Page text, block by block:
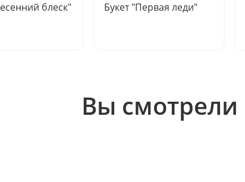
блеск" Букет "Первая леди"
Вы смотрели